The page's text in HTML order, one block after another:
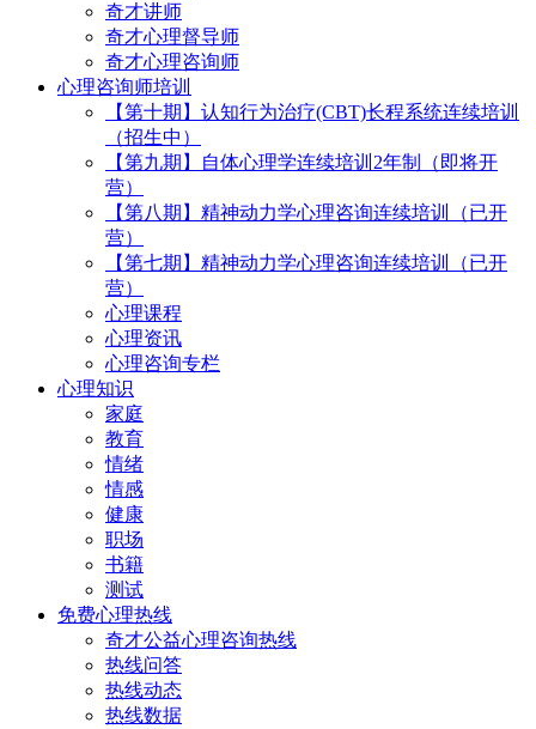
奇才讲师
奇才心理督导师
奇才心理咨询师
心理咨询师培训
【第十期】认知行为治疗(CBT)长程系统连续培训
（招生中）
【第九期】自体心理学连续培训2年制（即将开
营）
【第八期】精神动力学心理咨询连续培训（已开
营）
【第七期】精神动力学心理咨询连续培训（已开
营）
心理课程
心理资讯
心理咨询专栏
心理知识
家庭
教育
情绪
情感
健康
职场
书籍
测试
免费心理热线
奇才公益心理咨询热线
热线问答
热线动态
热线数据